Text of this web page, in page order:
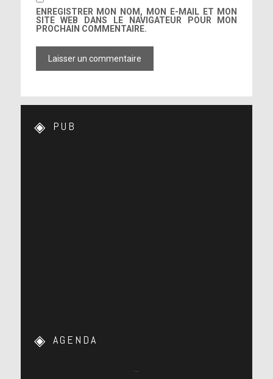
ENREGISTRER MON NOM, MON E-MAIL ET MON
SITE WEB DANS LE NAVIGATEUR POUR MON
PROCHAIN COMMENTAIRE.
PUB
AGENDA